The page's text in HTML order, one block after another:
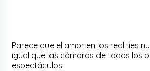
Parece que el amor en los realities
igual que las cámaras de todos los
espectáculos.